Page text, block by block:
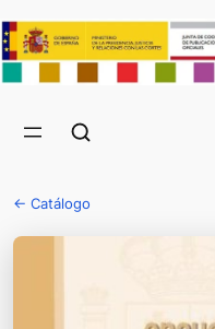
← Catálogo